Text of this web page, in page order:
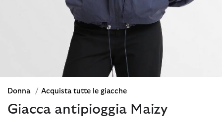
Donna / Acquista tutte le giacche
Giacca antipioggia Maizy